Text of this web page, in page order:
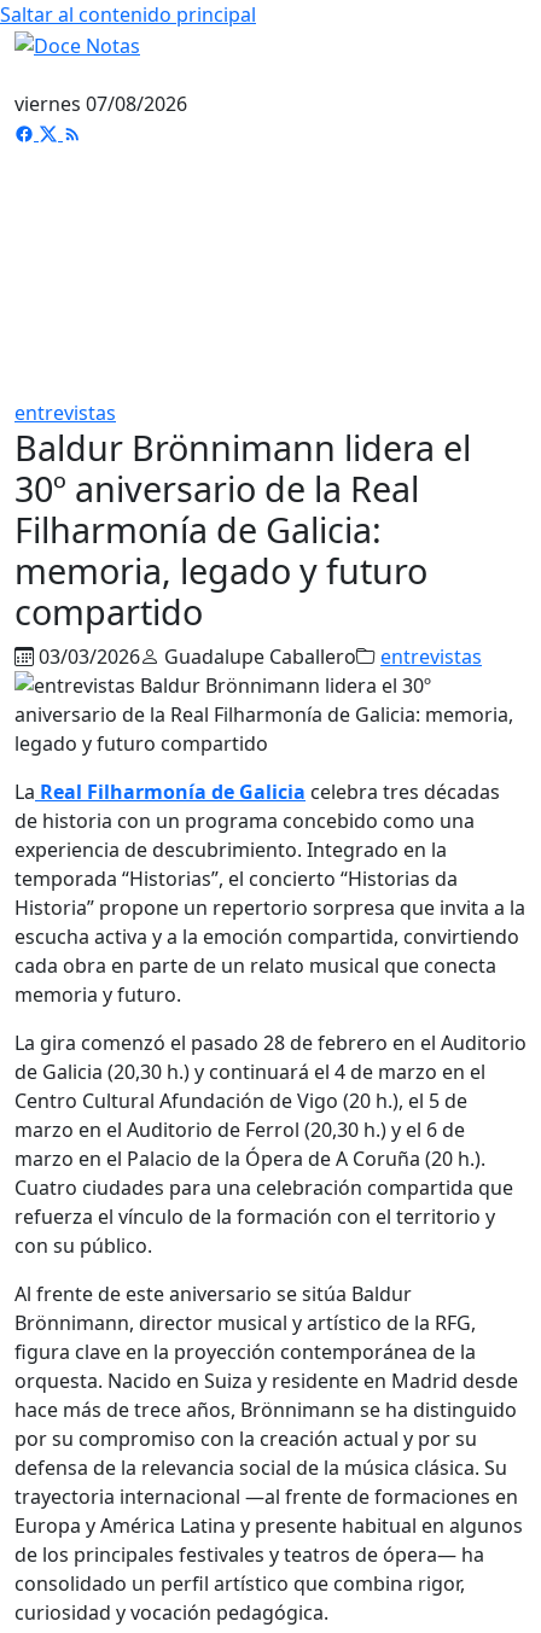
Saltar al contenido principal
viernes 07/08/2026
entrevistas
Baldur Brönnimann lidera el
30º aniversario de la Real
Filharmonía de Galicia:
memoria, legado y futuro
compartido
03/03/2026 Guadalupe Caballero entrevistas
La Real Filharmonía de Galicia celebra tres décadas
de historia con un programa concebido como una
experiencia de descubrimiento. Integrado en la
temporada “Historias”, el concierto “Historias da
Historia” propone un repertorio sorpresa que invita a la
escucha activa y a la emoción compartida, convirtiendo
cada obra en parte de un relato musical que conecta
memoria y futuro.
La gira comenzó el pasado 28 de febrero en el Auditorio
de Galicia (20,30 h.) y continuará el 4 de marzo en el
Centro Cultural Afundación de Vigo (20 h.), el 5 de
marzo en el Auditorio de Ferrol (20,30 h.) y el 6 de
marzo en el Palacio de la Ópera de A Coruña (20 h.).
Cuatro ciudades para una celebración compartida que
refuerza el vínculo de la formación con el territorio y
con su público.
Al frente de este aniversario se sitúa Baldur
Brönnimann, director musical y artístico de la RFG,
figura clave en la proyección contemporánea de la
orquesta. Nacido en Suiza y residente en Madrid desde
hace más de trece años, Brönnimann se ha distinguido
por su compromiso con la creación actual y por su
defensa de la relevancia social de la música clásica. Su
trayectoria internacional —al frente de formaciones en
Europa y América Latina y presente habitual en algunos
de los principales festivales y teatros de ópera— ha
consolidado un perfil artístico que combina rigor,
curiosidad y vocación pedagógica.